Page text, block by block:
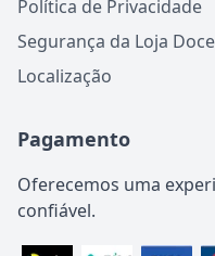
Política de Privacidade
Segurança da Loja
Localização
Pagamento
Oferecemos uma
confiável.